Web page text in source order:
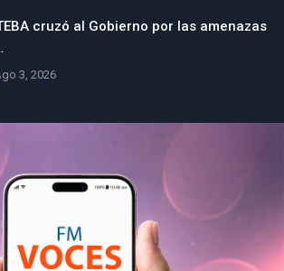
cruzó al Gobierno por las amenazas
3, 2026